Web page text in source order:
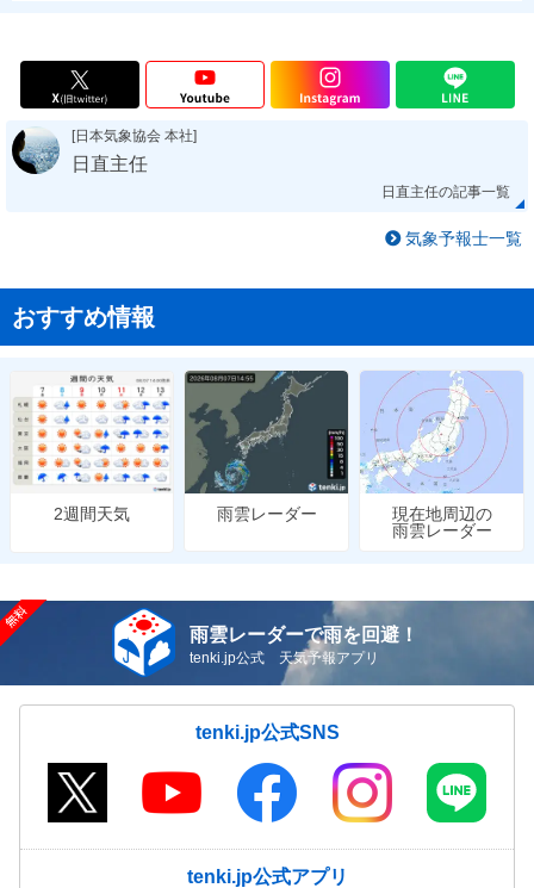
[日本気象協会 本社]
日直主任
日直主任の記事一覧
気象予報士一覧
おすすめ情報
2週間天気 雨雲レーダー
現在地周辺の
雨雲レーダー
雨雲レーダーで雨を回避！
tenki.jp公式 天気予報アプリ
tenki.jp公式SNS
tenki.jp公式アプリ